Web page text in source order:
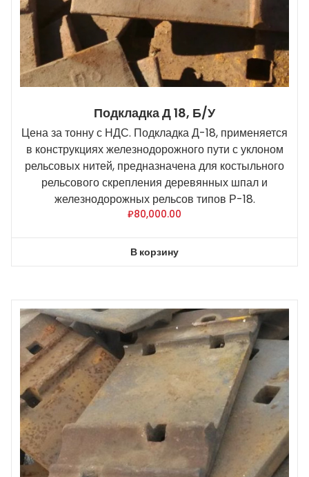
Подкладка Д 18, Б/У
Цена за тонну с НДС. Подкладка Д-18, применяется
в конструкциях железнодорожного пути с уклоном
рельсовых нитей, предназначена для костыльного
рельсового скрепления деревянных шпал и
железнодорожных рельсов типов Р-18.
₽80,000.00
В корзину